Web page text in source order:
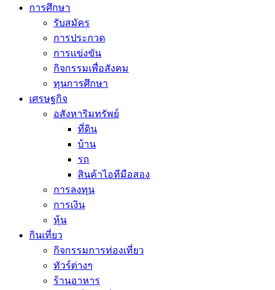
การศึกษา
รับสมัคร
การประกวด
การแข่งขัน
กิจกรรมเพื่อสังคม
ทุนการศึกษา
เศรษฐกิจ
อสังหาริมทรัพย์
ที่ดิน
บ้าน
รถ
สินค้าไอทีมือสอง
การลงทุน
การเงิน
หุ้น
กินเที่ยว
กิจกรรมการท่องเที่ยว
ทัวร์ต่างๆ
ร้านอาหาร